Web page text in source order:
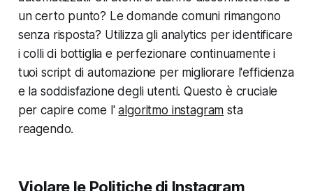
un certo punto? Le domande comuni rimangono
senza risposta? Utilizza gli analytics per identificare
i colli di bottiglia e perfezionare continuamente i
tuoi script di automazione per migliorare l'efficienza
e la soddisfazione degli utenti. Questo è cruciale
per capire come l'algoritmo instagram sta
reagendo.
Violare le Politiche di Instagram